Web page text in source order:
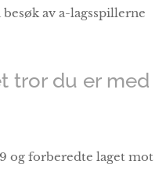
av a-lagsspillerne
tror du er med
og forberedte laget mot